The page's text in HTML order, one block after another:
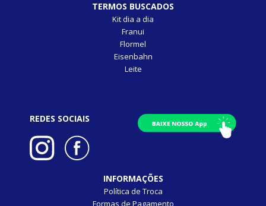
TERMOS BUSCADOS
Kit dia a dia
Franui
Flormel
Eisenbahn
Leite
REDES SOCIAIS
INFORMAÇÕES
Política de Troca
Formas de Pagamento